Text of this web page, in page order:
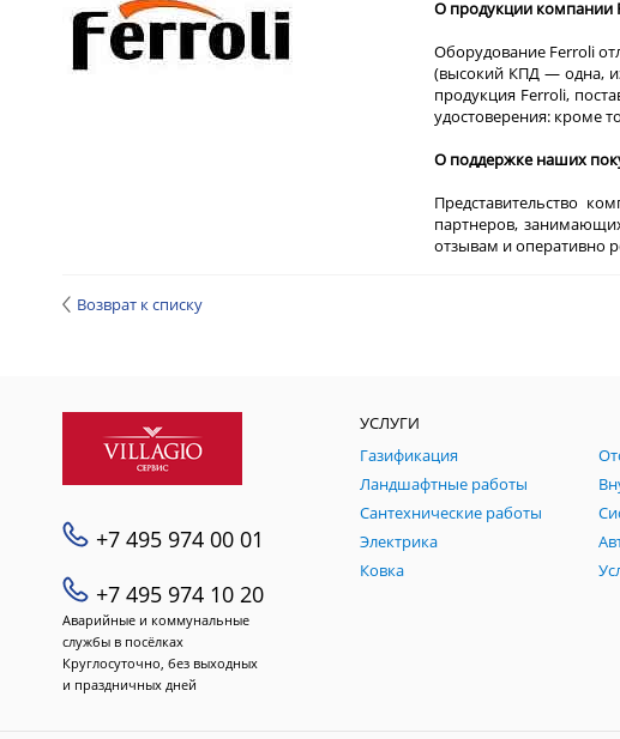
О продукции компании
Оборудование Ferroli
(высокий КПД — одна,
продукция Ferroli,
удостоверения: кроме
О поддержке наших
Представительство
партнеров,
отзывам и оперативно
Возврат к списку
+7 495 974 00 01
+7 495 974 10 20
Аварийные и коммунальные
службы в посёлках
Круглосуточно, без выходных
и праздничных дней
УСЛУГИ
Газификация
Ландшафтные работы
Сантехнические работы
Электрика
Ковка